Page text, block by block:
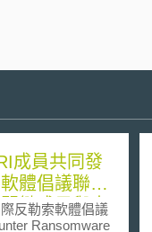
成員共同發
體倡議聯合
鍵成果與未
反勒索軟體倡議
Ransomware